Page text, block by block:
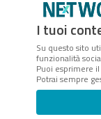
I tuoi
Su questo sito
funzionalità
Puoi esprimere
Potrai sempre